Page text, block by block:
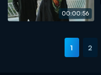
00:00:56
1 2